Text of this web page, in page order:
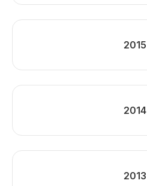
2015
2014
2013